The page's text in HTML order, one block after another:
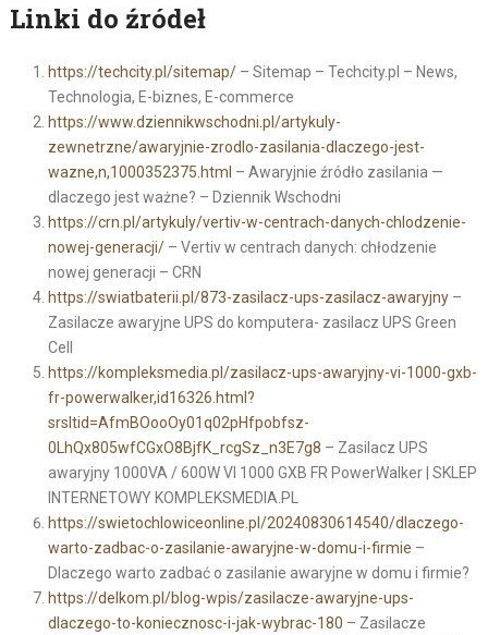
Linki do źródeł
https://techcity.pl/sitemap/– Sitemap – Techcity.pl – News,
Technologia, E-biznes, E-commerce
https://www.dziennikwschodni.pl/artykuly-
zewnetrzne/awaryjnie-zrodlo-zasilania-dlaczego-jest-
wazne,n,1000352375.html – Awaryjnie źródło zasilania —
dlaczego jest ważne? – Dziennik Wschodni
https://crn.pl/artykuly/vertiv-w-centrach-danych-chlodzenie-
nowej-generacji/– Vertiv w centrach danych: chłodzenie
nowej generacji – CRN
https://swiatbaterii.pl/873-zasilacz-ups-zasilacz-awaryjny–
Zasilacze awaryjne UPS do komputera- zasilacz UPS Green
Cell
https://kompleksmedia.pl/zasilacz-ups-awaryjny-vi-1000-gxb-
fr-powerwalker,id16326.html?
srsltid=AfmBOooOy01q02pHfpobfsz-
0LhQx805wfCGxO8BjfK_rcgSz_n3E7g8 – Zasilacz UPS
awaryjny 1000VA / 600W VI 1000 GXB FR PowerWalker | SKLEP
INTERNETOWY KOMPLEKSMEDIA.PL
https://swietochlowiceonline.pl/20240830614540/dlaczego-
warto-zadbac-o-zasilanie-awaryjne-w-domu-i-firmie –
Dlaczego warto zadbać o zasilanie awaryjne w domu i firmie?
https://delkom.pl/blog-wpis/zasilacze-awaryjne-ups-
dlaczego-to-koniecznosc-i-jak-wybrac-180 – Zasilacze